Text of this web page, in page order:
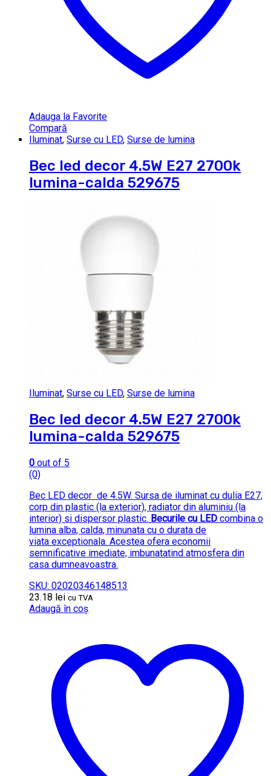
Adauga la Favorite
Compară
Iluminat, Surse cu LED, Surse de lumina
Bec led decor 4.5W E27 2700k
lumina-calda 529675
Iluminat, Surse cu LED, Surse de lumina
Bec led decor 4.5W E27 2700k
lumina-calda 529675
0 out of 5
(0)
Bec LED decor de 4.5W. Sursa de iluminat cu dulia E27,
corp din plastic (la exterior), radiator din aluminiu (la
interior) si dispersor plastic. Becurile cu LED combina o
lumina alba, calda, minunata cu o durata de
viata exceptionala. Acestea ofera economii
semnificative imediate, imbunatatind atmosfera din
casa dumneavoastra.
SKU: 02020346148513
23.18 lei cu TVA
Adaugă în coș